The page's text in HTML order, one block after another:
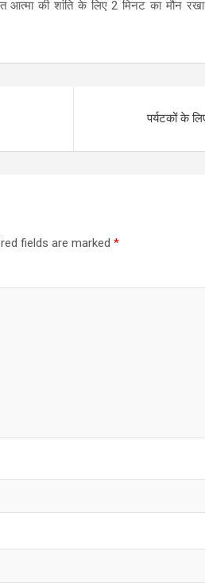
आत्मा की शांति के लिए 2 मिनट का मौन रखा
पर्यटकों के
fields are marked *